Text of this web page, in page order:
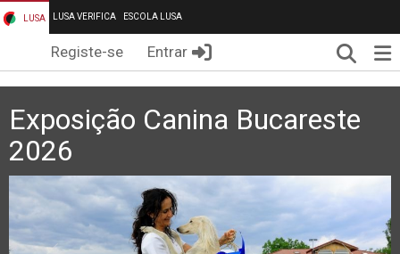
LUSA LUSA VERIFICA ESCOLA LUSA
Registe-se Entrar
Exposição Canina Bucareste
2026